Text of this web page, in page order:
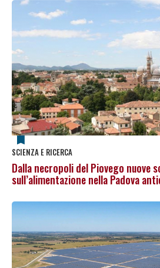
SCIENZA E RICERCA
Dalla necropoli del Piovego nuove
sull’alimentazione nella Padova